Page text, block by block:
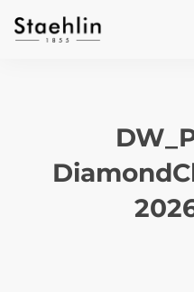
UNTERNEHMEN